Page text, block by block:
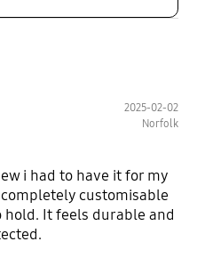
2025-02-02
Norfolk
i had to have it for my
customisable
It feels durable and